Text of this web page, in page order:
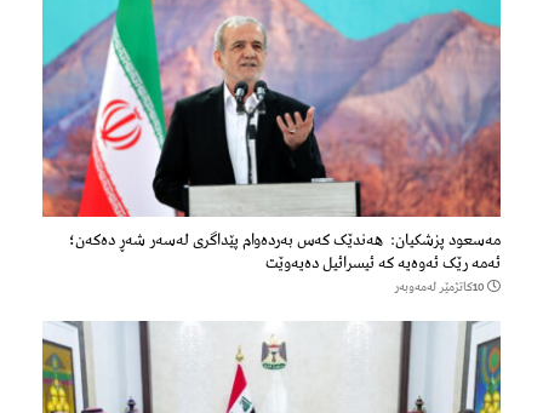
مەسعود پزشكیان: هەندێک کەس بەردەوام پێداگری لەسەر شەڕ دەكەن؛
ئەمە رێک ئەوەیە کە ئیسرائیل دەیەوێت
10كاتژمێر لەمەوبەر